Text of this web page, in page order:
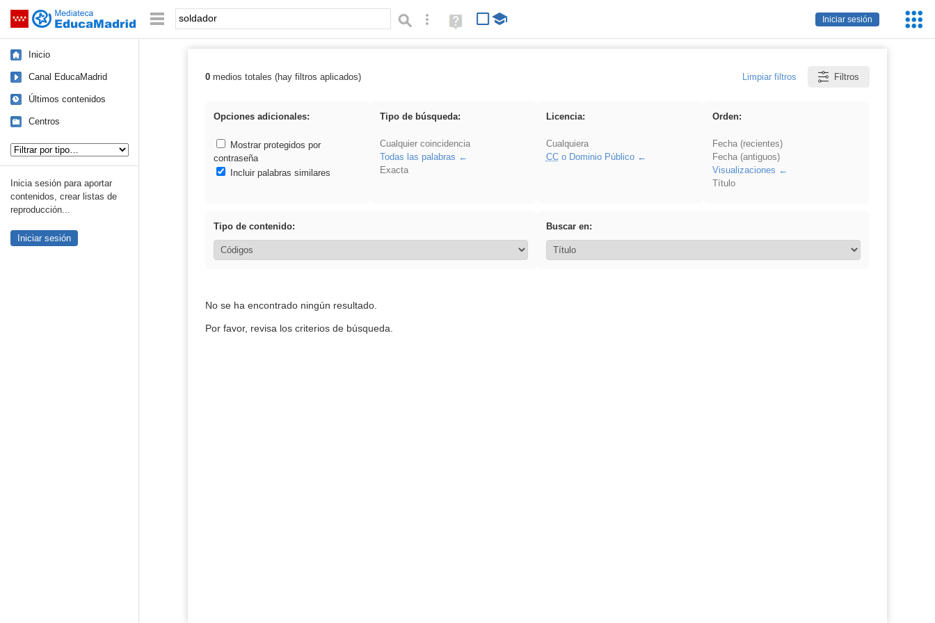
Saltar navegación
Iniciar sesión
Palabra o frase: Búsqueda avanzada
Ayuda
(en
Inicio
Canal EducaMadrid
Últimos contenidos
Centros
Inicia sesión para aportar
contenidos, crear listas de
reproducción...
Iniciar sesión
Resultados de: soldador
0medios totales (hay filtros aplicados) Limpiar filtros Filtros
Opciones adicionales:
Mostrar protegidos por
contraseña
Incluir palabras similares
Tipo de búsqueda:
Cualquier coincidencia
Todas las palabras
Exacta
Licencia:
Cualquiera
CCo Dominio Público
Orden:
Fecha (recientes)
Fecha (antiguos)
Visualizaciones
Título
Tipo de contenido: Buscar en:
No se ha encontrado ningún resultado.
Por favor, revisa los criterios de búsqueda.